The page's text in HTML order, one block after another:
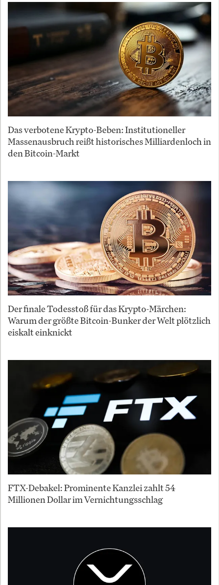
Das verbotene Krypto-Beben: Institutioneller
Massenausbruch reißt historisches Milliardenloch in
den Bitcoin-Markt
Der finale Todesstoß für das Krypto-Märchen:
Warum der größte Bitcoin-Bunker der Welt plötzlich
eiskalt einknickt
FTX-Debakel: Prominente Kanzlei zahlt 54
Millionen Dollar im Vernichtungsschlag